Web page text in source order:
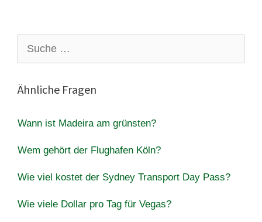
nach:
Ähnliche Fragen
Wann ist Madeira am grünsten?
Wem gehört der Flughafen Köln?
Wie viel kostet der Sydney Transport Day Pass?
Wie viele Dollar pro Tag für Vegas?